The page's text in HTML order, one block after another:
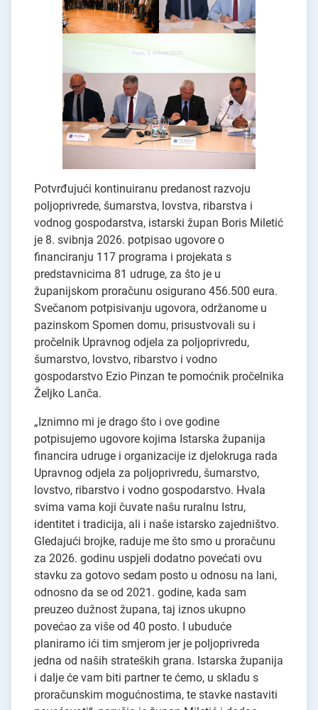
Potvrđujući kontinuiranu predanost razvoju
poljoprivrede, šumarstva, lovstva, ribarstva i
vodnog gospodarstva, istarski župan Boris Miletić
je 8. svibnja 2026. potpisao ugovore o
financiranju 117 programa i projekata s
predstavnicima 81 udruge, za što je u
županijskom proračunu osigurano 456.500 eura.
Svečanom potpisivanju ugovora, održanome u
pazinskom Spomen domu, prisustvovali su i
pročelnik Upravnog odjela za poljoprivredu,
šumarstvo, lovstvo, ribarstvo i vodno
gospodarstvo Ezio Pinzan te pomoćnik pročelnika
Željko Lanča.
„Iznimno mi je drago što i ove godine
potpisujemo ugovore kojima Istarska županija
financira udruge i organizacije iz djelokruga rada
Upravnog odjela za poljoprivredu, šumarstvo,
lovstvo, ribarstvo i vodno gospodarstvo. Hvala
svima vama koji čuvate našu ruralnu Istru,
identitet i tradicija, ali i naše istarsko zajedništvo.
Gledajući brojke, raduje me što smo u proračunu
za 2026. godinu uspjeli dodatno povećati ovu
stavku za gotovo sedam posto u odnosu na lani,
odnosno da se od 2021. godine, kada sam
preuzeo dužnost župana, taj iznos ukupno
povećao za više od 40 posto. I ubuduće
planiramo ići tim smjerom jer je poljoprivreda
jedna od naših strateških grana. Istarska županija
i dalje će vam biti partner te ćemo, u skladu s
proračunskim mogućnostima, te stavke nastaviti